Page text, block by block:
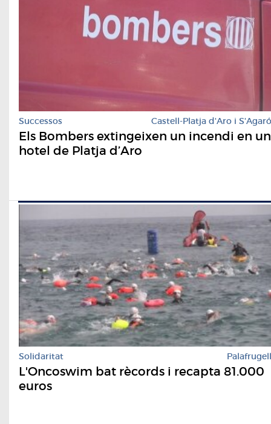
Successos Castell-Platja d'Aro i S'Agaró
Els Bombers extingeixen un incendi en un
hotel de Platja d’Aro
Solidaritat Palafrugell
L'Oncoswim bat rècords i recapta 81.000
euros